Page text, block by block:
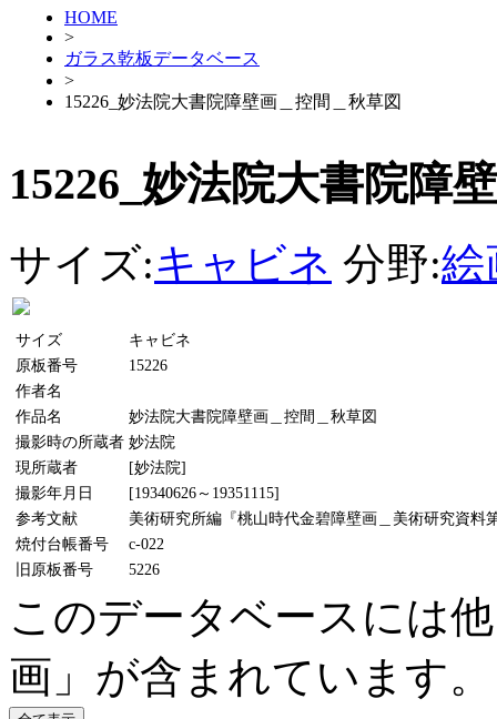
HOME
>
ガラス乾板データベース
>
15226_妙法院大書院障壁画＿控間＿秋草図
15226_妙法院大書院障
サイズ:キャビネ 分野:絵
サイズ
キャビネ
原板番号
15226
作者名
作品名
妙法院大書院障壁画＿控間＿秋草図
撮影時の所蔵者 妙法院
現所蔵者
[妙法院]
撮影年月日
[19340626～19351115]
参考文献
美術研究所編『桃山時代金碧障壁画＿美術研究資料
焼付台帳番号
c-022
旧原板番号
5226
このデータベースには
画」が含まれています。